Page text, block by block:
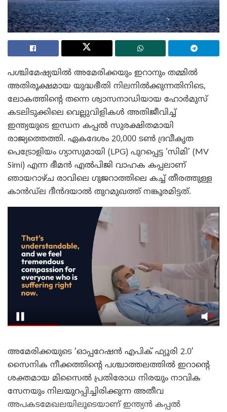
പശ്ചിമേഷ്യയിൽ അമേരിക്കയും ഇറാനും തമ്മിൽ
അതിരൂക്ഷമായ യുദ്ധഭീതി നിലനിൽക്കുന്നതിനിടെ,
ലോകത്തിന്റെ തന്നെ ശ്വാസനാഡിയായ ഹോർമുസ്
കടലിടുക്കിലെ വെല്ലുവിളികൾ അതിജീവിച്ച്
ഇന്ത്യയുടെ ഇന്ധന കപ്പൽ സുരക്ഷിതമായി
രാജ്യത്തെത്തി. ഏകദേശം 20,000 ടൺ ദ്രവീകൃത
പെട്രോളിയം ഗ്യാസുമായി (LPG) പുറപ്പെട്ട ‘സിമി’ (MV
Simi) എന്ന ഭീമൻ എൽപിജി വാഹക കപ്പലാണ്
ഞായറാഴ്ച രാവിലെ ഗുജറാത്തിലെ കച്ച് തീരത്തുള്ള
കാൻഡ്‌ല ദീൻദയാൽ തുറമുഖത്ത് നങ്കൂരമിട്ടത്.
അമേരിക്കയുടെ ‘ഓപ്പറേഷൻ എപിക് ഫ്യൂരി 2.0’
സൈനിക നീക്കത്തിന്റെ പശ്ചാത്തലത്തിൽ ഇറാന്റെ
ശക്തമായ മിസൈൽ പ്രതിരോധ നിരയും നാവിക
സേനയും നിലയുറപ്പിച്ചിരിക്കുന്ന അതീവ
അപകടമേഖലയിലൂടെയാണ് ഇന്ത്യൻ കപ്പൽ